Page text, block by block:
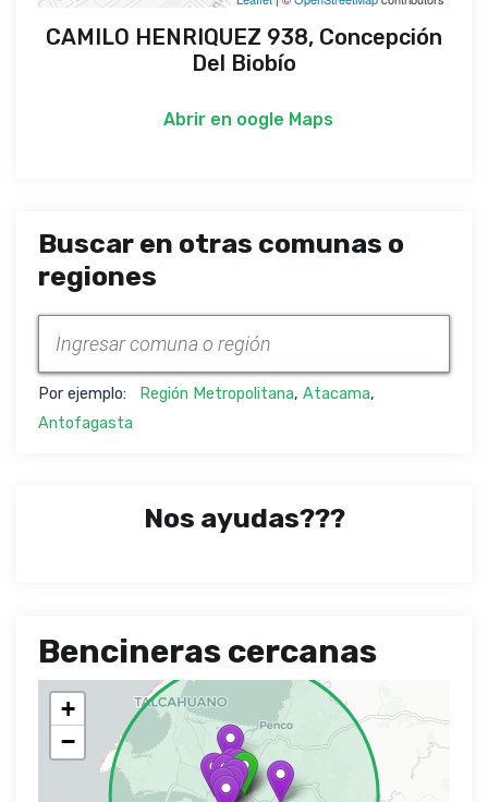
CAMILO HENRIQUEZ 938, Concepción
Del Biobío
Abrir en oogle Maps
Buscar en otras comunas o
regiones
Por ejemplo: Región Metropolitana, Atacama,
Antofagasta
Nos ayudas???
Bencineras cercanas
+
−